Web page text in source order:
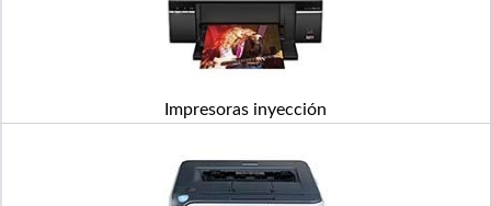
Impresoras inyección